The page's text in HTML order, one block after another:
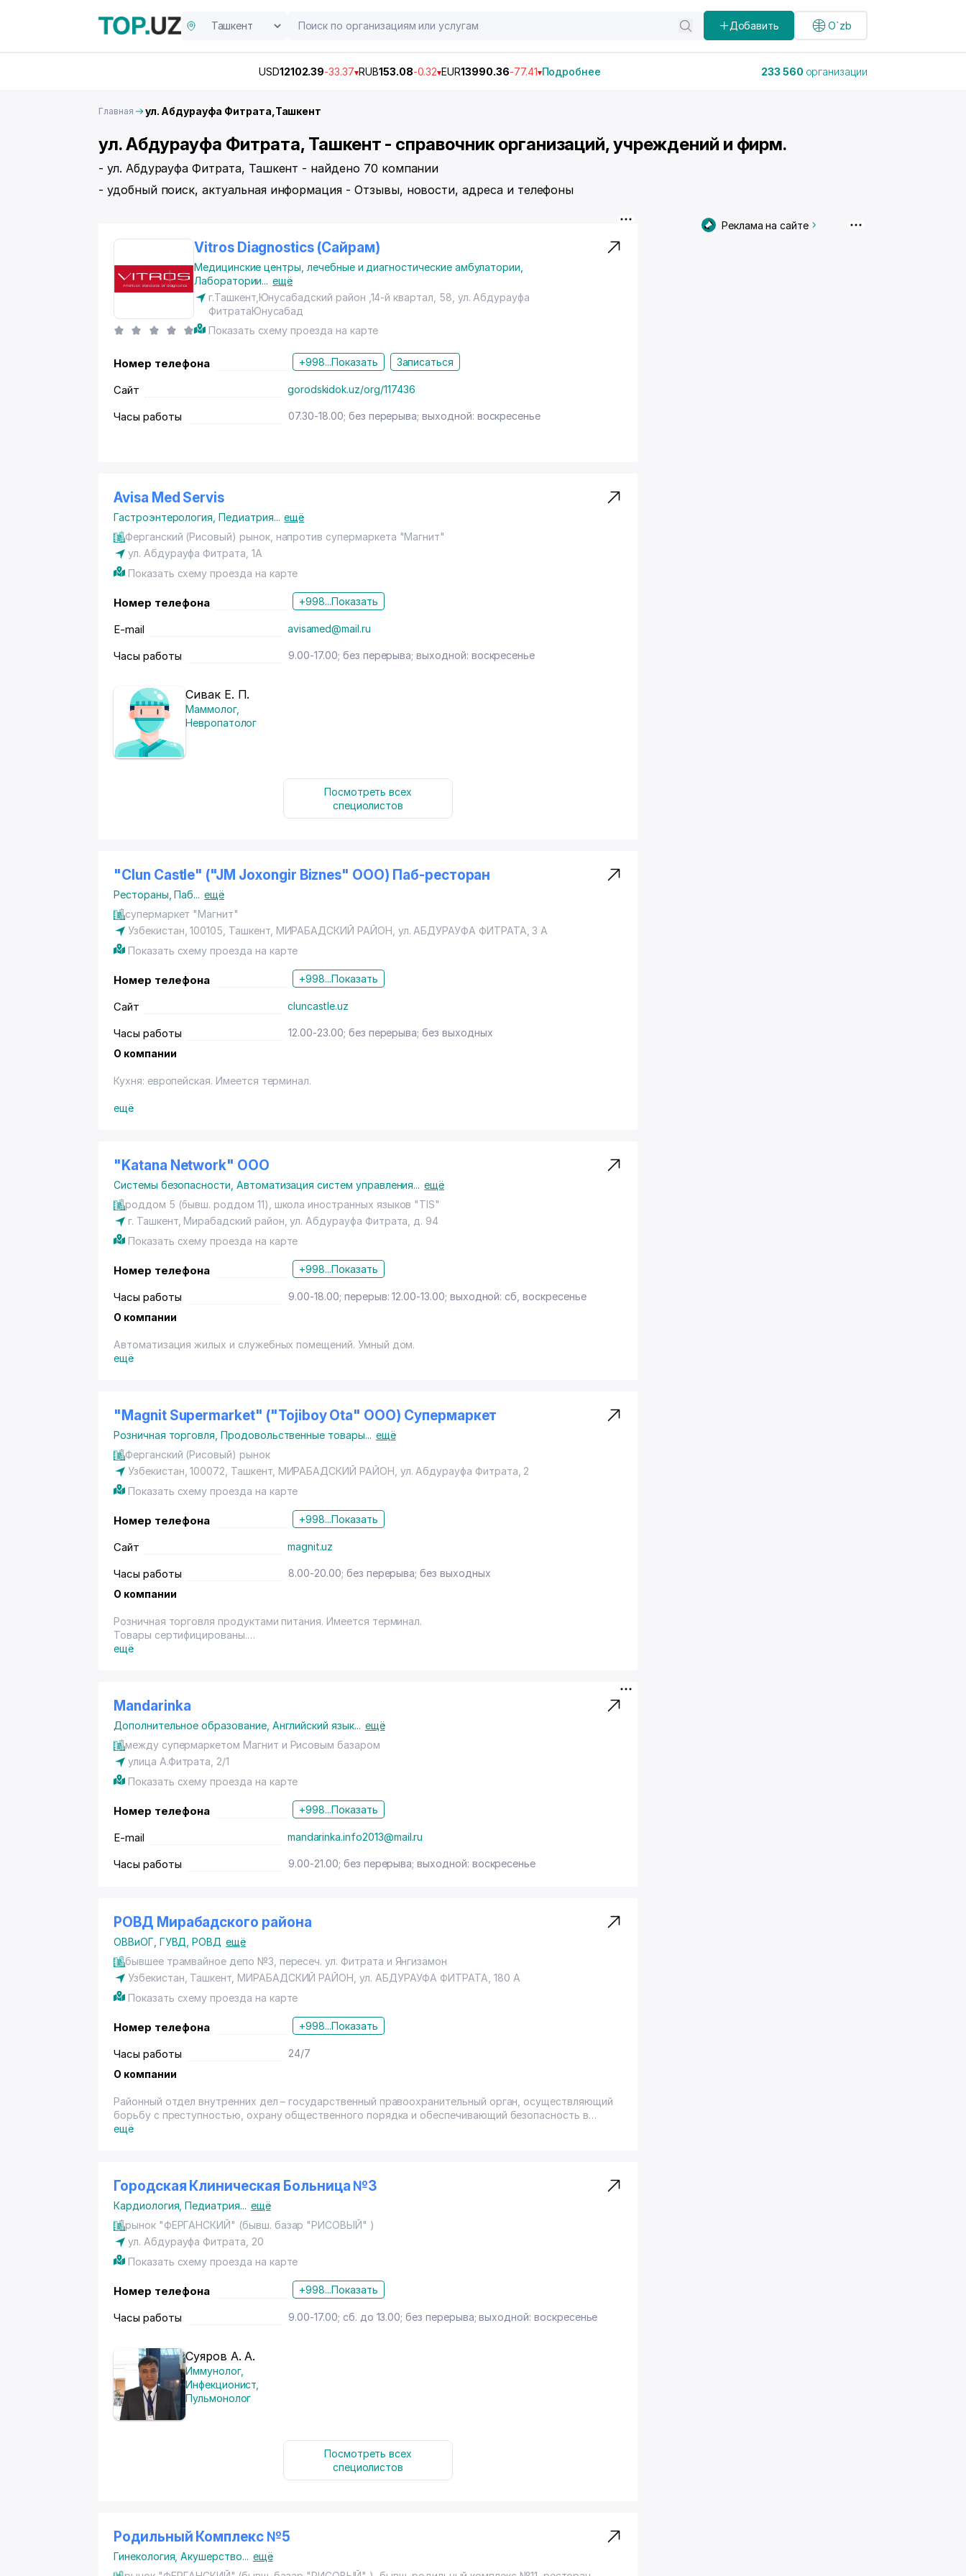
Добавить O`zb
USD12102.39-33.37 RUB153.08-0.32 EUR13990.36-77.41 Подробнее 233 560 организации
Главная ул. Абдурауфа Фитрата,Ташкент
ул. Абдурауфа Фитрата, Ташкент - справочник организаций, учреждений и фирм.
- ул. Абдурауфа Фитрата, Ташкент - найдено 70 компании
- удобный поиск, актуальная информация - Отзывы, новости, адреса и телефоны
Vitros Diagnostics (Сайрам)
Медицинские центры, лечебные и диагностические амбулатории
Лаборатории... ещё
г.Ташкент,Юнусабадский район ,14-й квартал, 58, ул. Абдурауфа
ФитратаЮнусабад
Показать схему проезда на карте
Номер телефона +998...Показать Записаться
Сайт gorodskidok.uz/org/117436
Часы работы 07.30-18.00; без перерыва; выходной: воскресенье
Avisa Med Servis
Гастроэнтерология ,Педиатрия... ещё
Ферганский (Рисовый) рынок, напротив супермаркета "Магнит"
ул. Абдурауфа Фитрата , 1А
Показать схему проезда на карте
Номер телефона +998...Показать
E-mail avisamed@mail.ru
Часы работы 9.00-17.00; без перерыва; выходной: воскресенье
Сивак Е. П.
Маммолог,
Невропатолог
Посмотреть всех
специолистов
"Clun Castle" ("JM Joxongir Biznes" ООО) Паб-ресторан
Рестораны ,Паб... ещё
супермаркет "Магнит"
Узбекистан, 100105, Ташкент, МИРАБАДСКИЙ РАЙОН , ул. АБДУРАУФА ФИТРАТА, 3 А
Показать схему проезда на карте
Номер телефона +998...Показать
Сайт cluncastle.uz
Часы работы
12.00-23.00; без перерыва; без выходных
О компании
Кухня: европейская. Имеется терминал.
ещё
"Katana Network" ООО
Системы безопасности Автоматизация систем управления... ещё
роддом 5 (бывш. роддом 11), школа иностранных языков "TIS"
г. Ташкент, Мирабадский район ,ул. Абдурауфа Фитрата , д. 94
Показать схему проезда на карте
Номер телефона +998...Показать
Часы работы
9.00-18.00; перерыв: 12.00-13.00; выходной: сб, воскресенье
О компании
Автоматизация жилых и служебных помещений. Умный дом.
ещё
"Magnit Supermarket" ("Tojiboy Ota" ООО) Супермаркет
Розничная торговля ,Продовольственные товары... ещё
Ферганский (Рисовый) рынок
Узбекистан, 100072, Ташкент, МИРАБАДСКИЙ РАЙОН ул. Абдурауфа Фитрата , 2
Показать схему проезда на карте
Номер телефона +998...Показать
Сайт magnit.uz
Часы работы
8.00-20.00; без перерыва; без выходных
О компании
Розничная торговля продуктами питания. Имеется терминал.
Товары сертифицированы.
ещё
Mandarinka
Дополнительное образование, Английский язык... ещё
между супермаркетом Магнит и Рисовым базаром
улица А.Фитрата, 2/1
Показать схему проезда на карте
Номер телефона +998...Показать
E-mail mandarinka.info2013@mail.ru
Часы работы 9.00-21.00; без перерыва; выходной: воскресенье
РОВД Мирабадского района
ОВВиОГ, ГУВД, РОВД ещё
бывшее трамвайное депо №3, пересеч. ул. Фитрата и Янгизамон
Узбекистан, Ташкент, МИРАБАДСКИЙ РАЙОН , ул. АБДУРАУФА ФИТРАТА, 180 А
Показать схему проезда на карте
Номер телефона +998...Показать
Часы работы
24/7
О компании
Районный отдел внутренних дел – государственный правоохранительный орган, осуществляющий
борьбу с преступностью, охрану общественного порядка и обеспечивающий безопасность в
соответствии с задачами, возложенными на РОВД Законом.
ещё
Городская Клиническая Больница №3
Кардиология ,Педиатрия... ещё
рынок "ФЕРГАНСКИЙ" (бывш. базар "РИСОВЫЙ" )
ул. Абдурауфа Фитрата , 20
Показать схему проезда на карте
Номер телефона +998...Показать
Часы работы 9.00-17.00; сб. до 13.00; без перерыва; выходной: воскресенье
Суяров А. А.
Иммунолог,
Инфекционист
Пульмонолог
Посмотреть всех
специолистов
Родильный Комплекс №5
Гинекология ,Акушерство... ещё
Реклама на сайте